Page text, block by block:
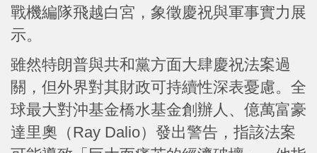
戰機編隊飛越白宮，象徵慶祝與軍事實力展
示。
雖然特朗普與共和黨方面大肆慶祝法案過
關，但外界對其財政可持續性深表憂慮。全
球最大對沖基金橋水基金創辦人、億萬富豪
達里奧（Ray Dalio）發出警告，指該法案